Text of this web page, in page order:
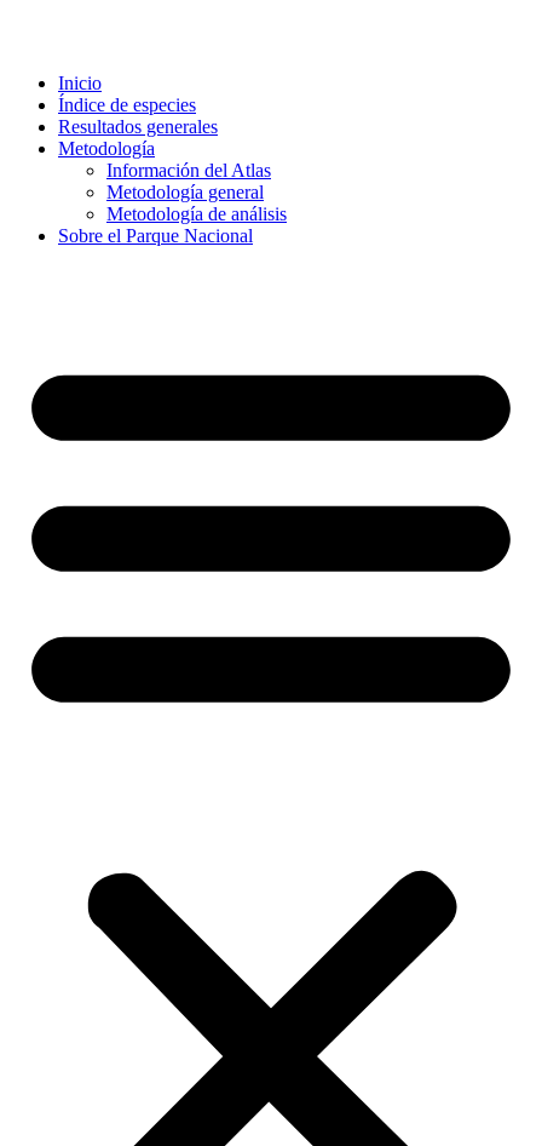
Inicio
Índice de especies
Resultados generales
Metodología
Información del Atlas
Metodología general
Metodología de análisis
Sobre el Parque Nacional